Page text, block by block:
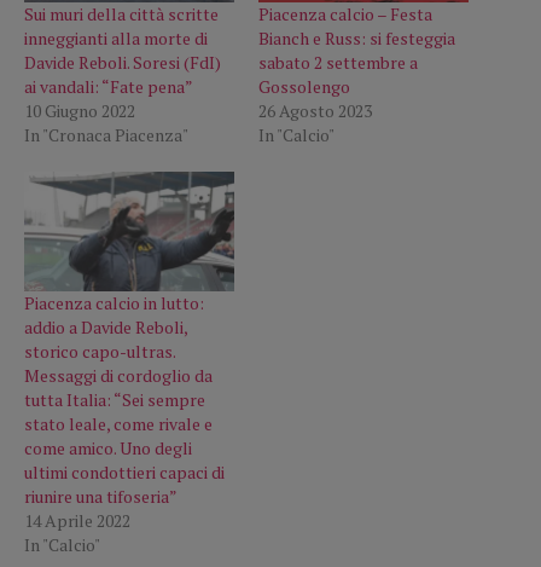
Sui muri della città scritte
inneggianti alla morte di
Davide Reboli. Soresi (FdI)
ai vandali: “Fate pena”
10 Giugno 2022
In "Cronaca Piacenza"
Piacenza calcio – Festa
Bianch e Russ: si festeggia
sabato 2 settembre a
Gossolengo
26 Agosto 2023
In "Calcio"
Piacenza calcio in lutto:
addio a Davide Reboli,
storico capo-ultras.
Messaggi di cordoglio da
tutta Italia: “Sei sempre
stato leale, come rivale e
come amico. Uno degli
ultimi condottieri capaci di
riunire una tifoseria”
14 Aprile 2022
In "Calcio"